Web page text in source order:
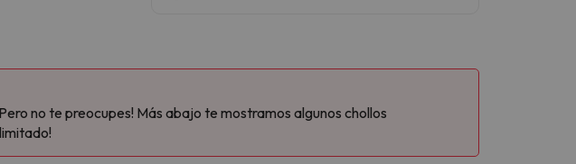
no te preocupes! Más abajo te mostramos algunos chollos